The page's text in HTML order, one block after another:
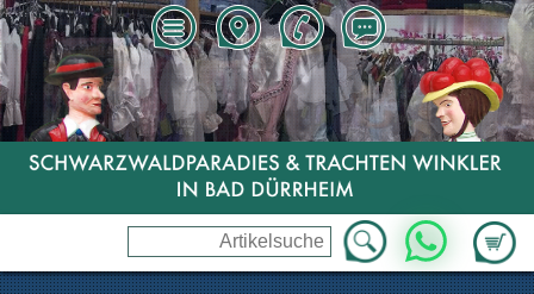
Zum
WhatsApp